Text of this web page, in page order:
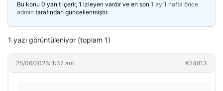
Bu konu 0 yanıt içerir, 1 izleyen vardır ve en son 1 ay 1 hafta önce
admin tarafından güncellenmiştir.
1 yazı görüntüleniyor (toplam 1)
25/06/2026: 1:37 am #24813